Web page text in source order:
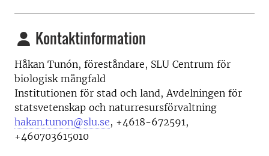
Kontaktinformation
Håkan Tunón, föreståndare, SLU Centrum för
biologisk mångfald
Institutionen för stad och land, Avdelningen för
statsvetenskap och naturresursförvaltning
hakan.tunon@slu.se, +4618-672591,
+460703615010